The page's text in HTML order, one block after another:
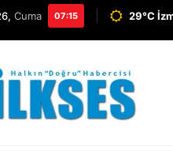
Cuma 07:15 29°C